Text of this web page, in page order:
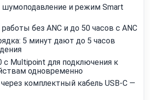
шумоподавление и режим Smart
без ANC и до 50 часов с ANC
5 минут дают до 5 часов
с Multipoint для подключения к
одновременно
через комплектный кабель USB-C —